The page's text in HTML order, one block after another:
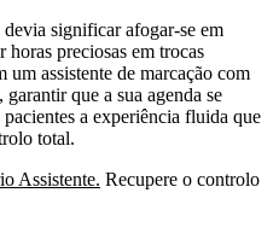
significar afogar-se em
horas preciosas em trocas
um assistente de marcação com
que a sua agenda se
a experiência fluida que
total.
Assistente. Recupere o controlo